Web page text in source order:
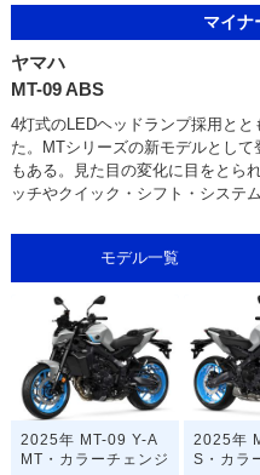
マイナ
ヤマハ
MT-09 ABS
4灯式のLEDヘッドランプ採用と
た。MTシリーズの新モデルとし
もある。見た目の変化に目をとら
ッチやクイック・シフト・システ
モデル一覧
2025年 MT-09 Y-A
MT・カラーチェンジ
2025年
S・カラ